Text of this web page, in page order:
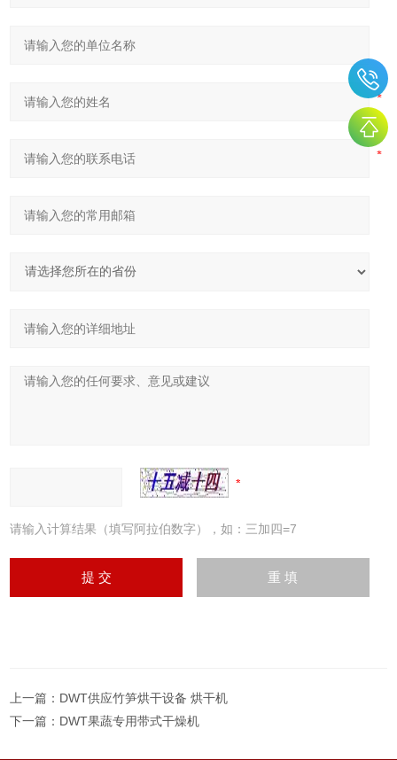
请输入计算结果（填写阿拉伯数字），如：三加四=7
上一篇： DWT供应竹笋烘干设备 烘干机
下一篇： DWT果蔬专用带式干燥机